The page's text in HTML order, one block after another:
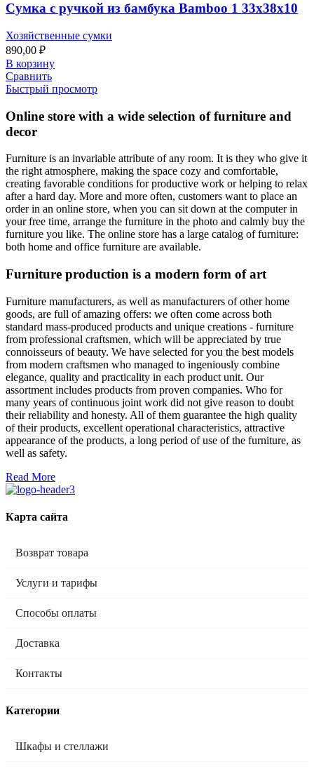
Сумка с ручкой из бамбука Bamboo 1 33х38х10
Хозяйственные сумки
890,00 ₽
В корзину
Сравнить
Быстрый просмотр
Online store with a wide selection of furniture and
decor
Furniture is an invariable attribute of any room. It is they who give it
the right atmosphere, making the space cozy and comfortable,
creating favorable conditions for productive work or helping to relax
after a hard day. More and more often, customers want to place an
order in an online store, when you can sit down at the computer in
your free time, arrange the furniture in the photo and calmly buy the
furniture you like. The online store has a large catalog of furniture:
both home and office furniture are available.
Furniture production is a modern form of art
Furniture manufacturers, as well as manufacturers of other home
goods, are full of amazing offers: we often come across both
standard mass-produced products and unique creations - furniture
from professional craftsmen, which will be appreciated by true
connoisseurs of beauty. We have selected for you the best models
from modern craftsmen who managed to ingeniously combine
elegance, quality and practicality in each product unit. Our
assortment includes products from proven companies. Who for
many years of continuous joint work did not give reason to doubt
their reliability and honesty. All of them guarantee the high quality
of their products, excellent operational characteristics, attractive
appearance of the products, a long period of use of the furniture, as
well as safety.
Read More
Карта сайта
Возврат товара
Услуги и тарифы
Способы оплаты
Доставка
Контакты
Категории
Шкафы и стеллажи